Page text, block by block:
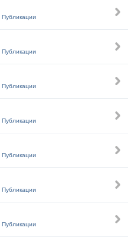
Публикации
Публикации
Публикации
Публикации
Публикации
Публикации
Публикации